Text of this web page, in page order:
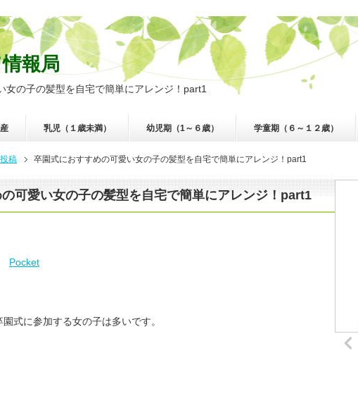
報局
女の子の髪型を自宅で簡単にアレンジ！part1
乳児（１歳未満） 幼児期（1～６歳） 学童期（６～１２歳）
投稿 卒園式におすすめの可愛い女の子の髪型を自宅で簡単にアレンジ！part1
可愛い女の子の髪型を自宅で簡単にアレンジ！part1
Pocket
式に参加する女の子は多いです。